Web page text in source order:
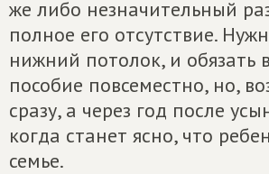
же либо незначительный
полное его отсутствие.
нижний потолок, и обязать
пособие повсеместно, но,
сразу, а через год после
когда станет ясно, что
семье.